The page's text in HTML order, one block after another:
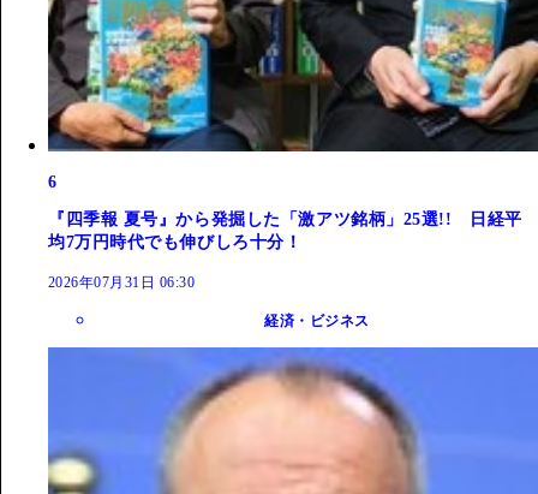
6
『四季報 夏号』から発掘した「激アツ銘柄」25選!! 日経平
均7万円時代でも伸びしろ十分！
2026年07月31日 06:30
経済・ビジネス